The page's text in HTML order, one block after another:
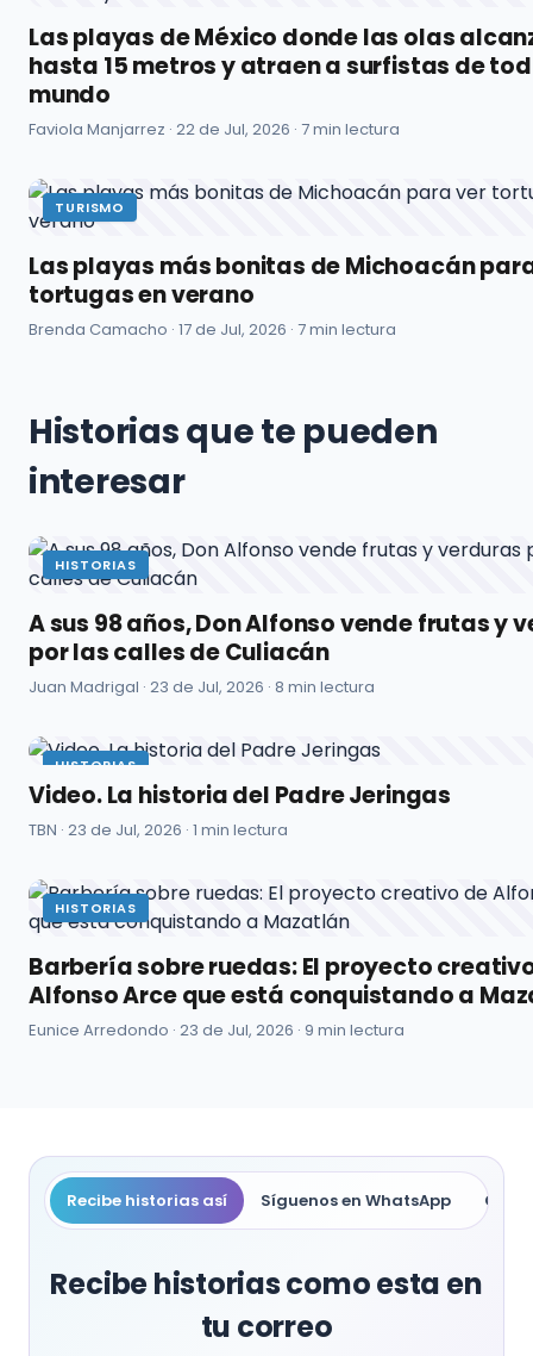
Las playas de México donde las olas
hasta 15 metros y atraen a surfistas de
mundo
Faviola Manjarrez · 22 de Jul, 2026 · 7 min lectura
TURISMO
Las playas más bonitas de Michoacán
tortugas en verano
Brenda Camacho · 17 de Jul, 2026 · 7 min lectura
Historias que te pueden
interesar
HISTORIAS
A sus 98 años, Don Alfonso vende frutas y
por las calles de Culiacán
Juan Madrigal · 23 de Jul, 2026 · 8 min lectura
HISTORIAS
Video. La historia del Padre Jeringas
TBN · 23 de Jul, 2026 · 1 min lectura
HISTORIAS
Barbería sobre ruedas: El proyecto
Alfonso Arce que está conquistando a
Eunice Arredondo · 23 de Jul, 2026 · 9 min lectura
Recibe historias así Síguenos en WhatsApp
Recibe historias como esta en
tu correo